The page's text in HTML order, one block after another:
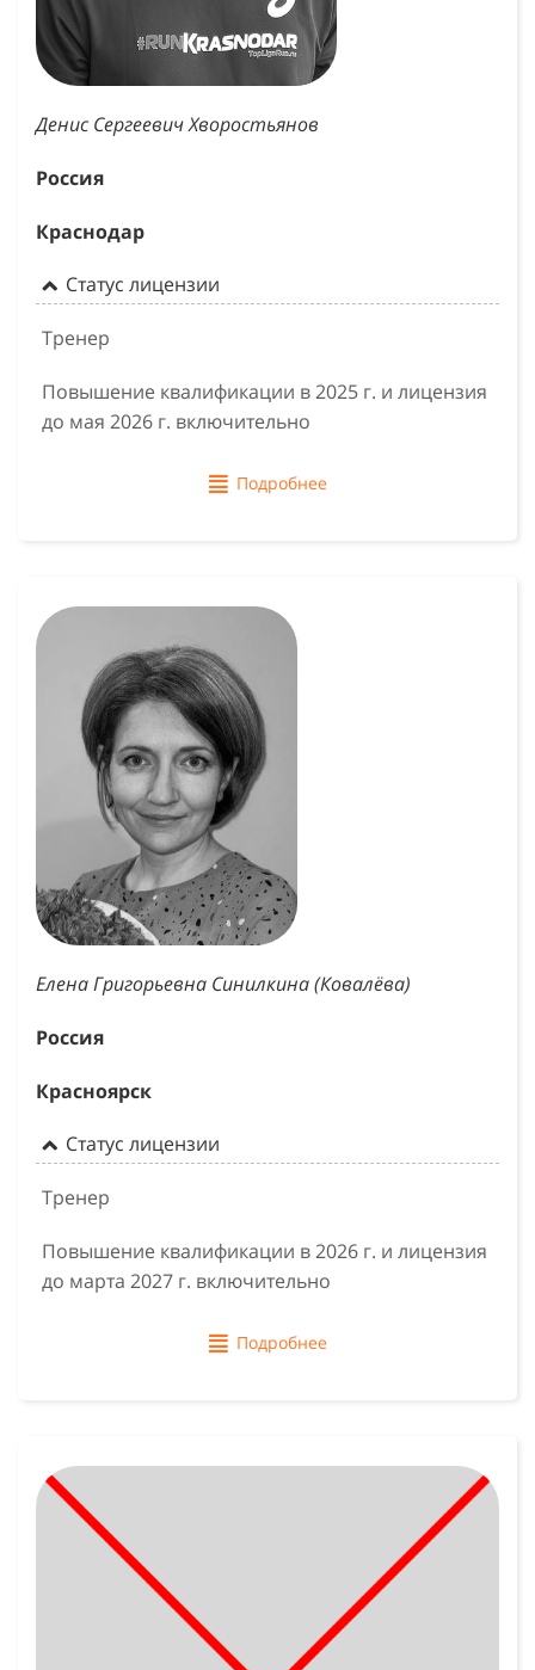
Денис Сергеевич Хворостьянов
Россия
Краснодар
Статус лицензии
Тренер
Повышение квалификации в 2025 г. и лицензия
до мая 2026 г. включительно
Подробнее
Елена Григорьевна Синилкина (Ковалёва)
Россия
Красноярск
Статус лицензии
Тренер
Повышение квалификации в 2026 г. и лицензия
до марта 2027 г. включительно
Подробнее